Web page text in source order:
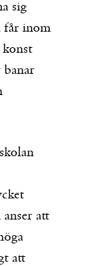
sig
får inom
att
att